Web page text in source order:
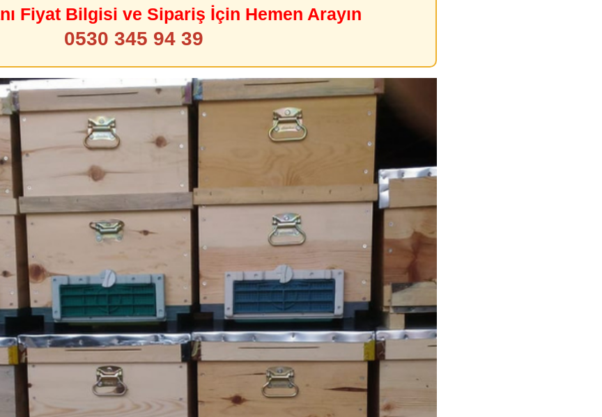
Fiyat Bilgisi ve Sipariş İçin Hemen Arayın
0530 345 94 39